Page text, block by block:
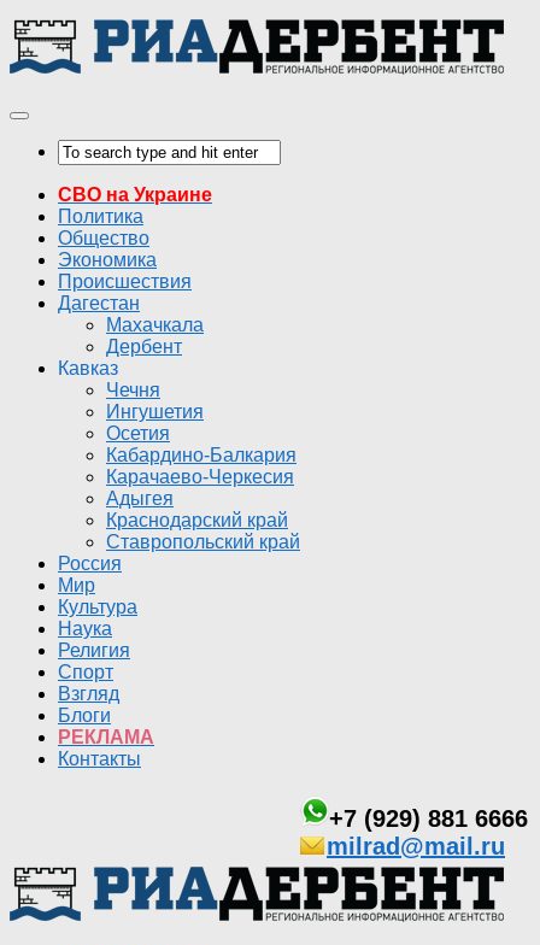
СВО на Украине
Политика
Общество
Экономика
Происшествия
Дагестан
Махачкала
Дербент
Кавказ
Чечня
Ингушетия
Осетия
Кабардино-Балкария
Карачаево-Черкесия
Адыгея
Краснодарский край
Ставропольский край
Россия
Мир
Культура
Наука
Религия
Спорт
Взгляд
Блоги
РЕКЛАМА
Контакты
+7 (929) 881 6666
milrad@mail.ru